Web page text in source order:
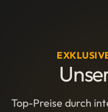
Top-Preise durch